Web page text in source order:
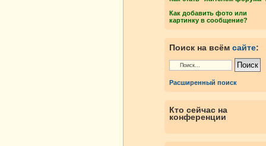
Как добавить фото или
картинку в сообщение?
Поиск на всём сайте:
Расширенный поиск
Кто сейчас на
конференции